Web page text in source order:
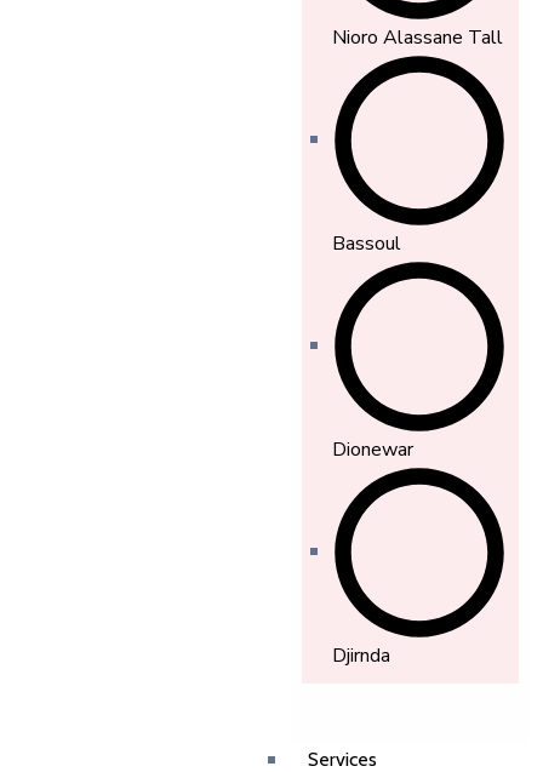
Nioro Alassane Tall
Bassoul
Dionewar
Djirnda
Services